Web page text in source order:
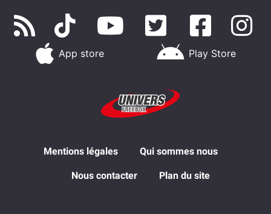
App store Play Store
Mentions légales Qui sommes nous
Nous contacter Plan du site